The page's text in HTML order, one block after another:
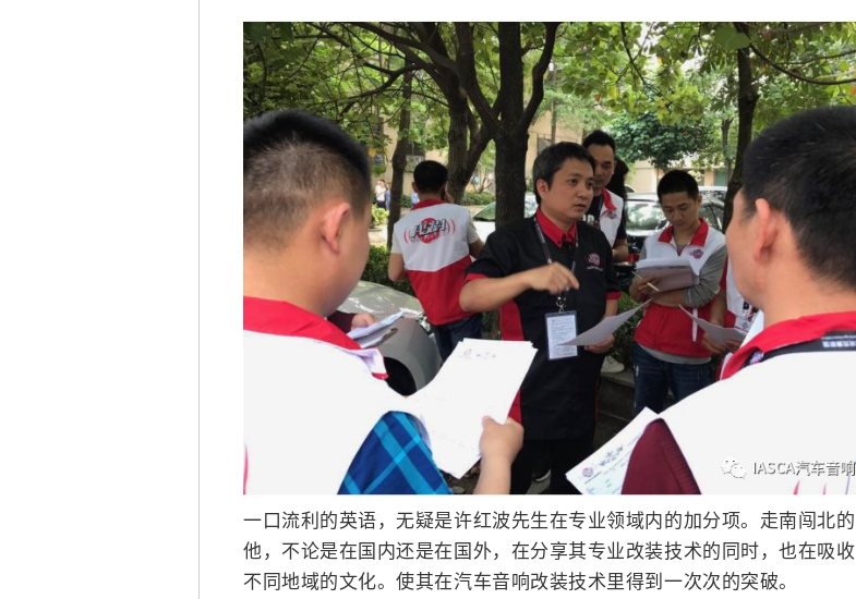
一口流利的英语，无疑是许红波先生在专业领域内的加分项。走南闯北的
他，不论是在国内还是在国外，在分享其专业改装技术的同时，也在吸收
不同地域的文化。使其在汽车音响改装技术里得到一次次的突破。